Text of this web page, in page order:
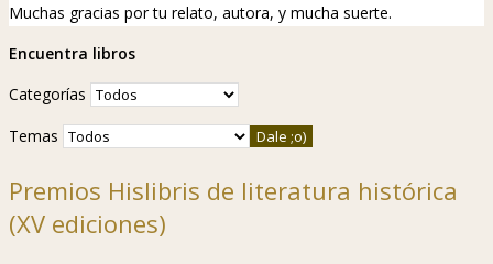
Muchas gracias por tu relato, autora, y mucha suerte.
Encuentra libros
Categorías
Temas
Premios Hislibris de literatura histórica
(XV ediciones)